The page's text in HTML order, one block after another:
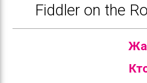
Fiddler on the